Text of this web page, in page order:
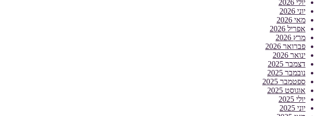
יולי 2026
יוני 2026
מאי 2026
אפריל 2026
מרץ 2026
פברואר 2026
ינואר 2026
דצמבר 2025
נובמבר 2025
ספטמבר 2025
אוגוסט 2025
יולי 2025
יוני 2025